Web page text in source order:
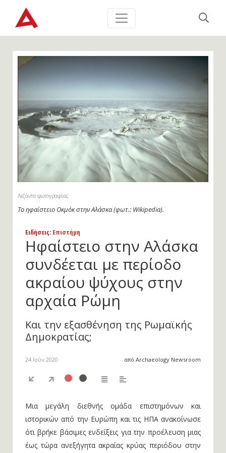
Λεζάντα φωτογραφίας
Το ηφαίστειο Οκμόκ στην Αλάσκα (φωτ.: Wikipedia).
Ειδήσεις: Επιστήμη
Ηφαίστειο στην Αλάσκα
συνδέεται με περίοδο
ακραίου ψύχους στην
αρχαία Ρώμη
Και την εξασθένηση της Ρωμαϊκής
Δημοκρατίας;
24 Ιούν 2020 από Archaeology Newsroom
Μια μεγάλη διεθνής ομάδα επιστημόνων και
ιστορικών από την Ευρώπη και τις ΗΠΑ ανακοίνωσε
ότι βρήκε βάσιμες ενδείξεις για την προέλευση μιας
έως τώρα ανεξήγητα ακραίας κρύας περιόδου στην